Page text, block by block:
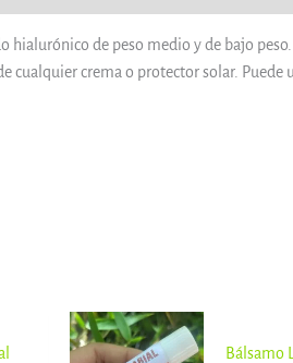
hialurónico de peso medio y de bajo peso.
crema o protector solar. Puede
Bálsamo